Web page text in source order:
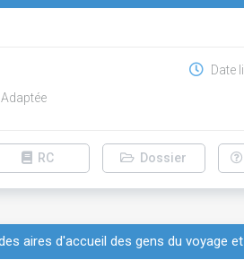
Date
RC Dossier
aires d'accueil des gens du voyage